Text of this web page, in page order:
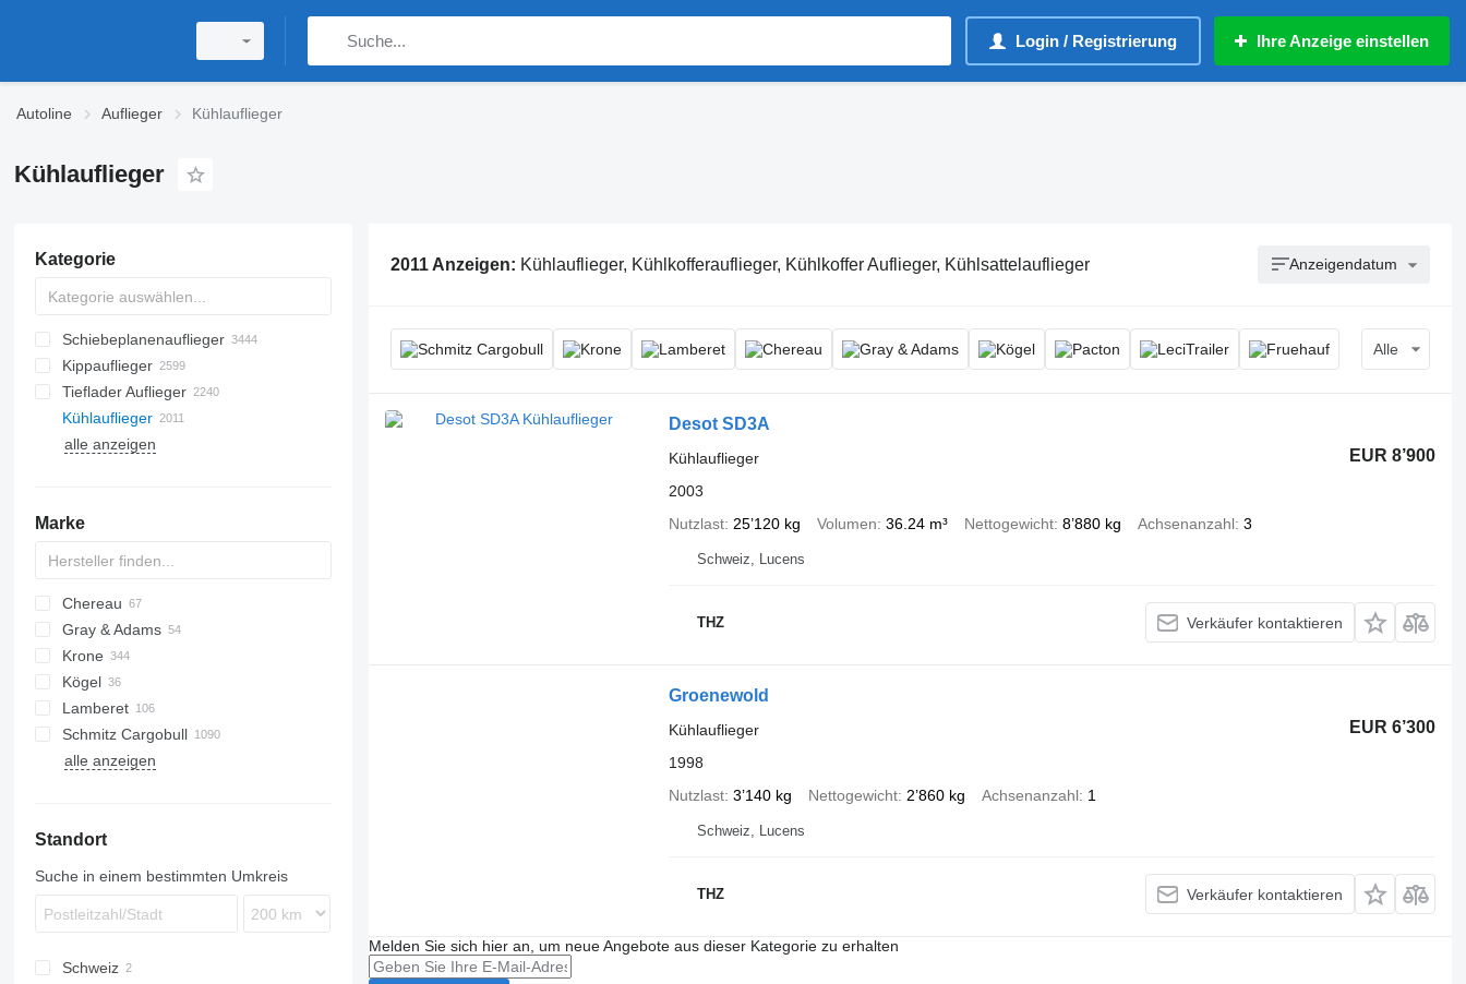
Login / Registrierung Ihre Anzeige einstellen
Autoline Auflieger Kühlauflieger
Kühlauflieger
Kategorie
Schiebeplanenauflieger
Kippauflieger
Tieflader Auflieger
Kühlauflieger
alle anzeigen
Marke
AS
BPO
Chereau
CSD
Inogam
Tecnogam
TXA
L-series
T-series
SZS
Oplegger
Gray & Adams
GA
Krone
SD
SDK
SDP
SDR
Kögel
S 24
SV
ZVKA
Lamberet
LVFS
SR2
LTF
MPS
TRS
S-series
T-series
ROC
SP
Schmitz Cargobull
KO
SCB
SPA
SF
S-series
F-series
TO
VS
alle anzeigen
Standort
Suche in einem bestimmten Umkreis
Schweiz
2011 Anzeigen: Kühlauflieger, Kühlkofferauflieger, Kühlkoffer Auflieger, Kühlsattelauflieger Anzeigendatum
Alle
Desot SD3A
EUR 8’900
Kühlauflieger
2003
Nutzlast 25’120 kg Volumen 36.24 m³ Nettogewicht 8’880 kg Achsenanzahl 3
Schweiz, Lucens
THZ Verkäufer kontaktieren
Groenewold
EUR 6’300
Kühlauflieger
1998
Nutzlast 3’140 kg Nettogewicht 2’860 kg Achsenanzahl 1
Schweiz, Lucens
THZ Verkäufer kontaktieren
Melden Sie sich hier an, um neue Angebote aus dieser Kategorie zu erhalten